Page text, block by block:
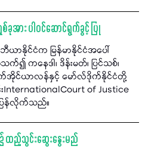
စ်ခုအား ပါဝင်ဆောင်ရွက်ခွင့် ပြု
ာနိုင်ငံက မြန်မာနိုင်ငံအပေါ်
ကနေဒါ၊ ဒိန်းမတ်၊ ပြင်သစ်၊
ောက်အိုင်ယာလန်နှင့် မော်လ်ဒိုက်နိုင်ငံတို့
InternationalCourt of Justice
ြန်လိုက်သည်။
ထည့်သွင်းဆွေးနွေးမည်